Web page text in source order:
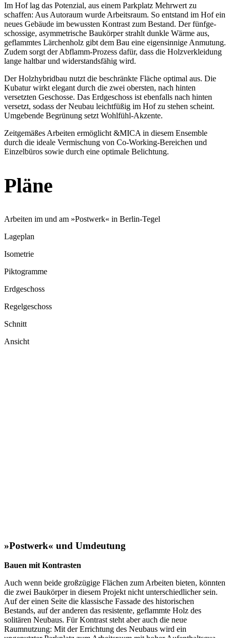
Im Hof lag das Potenzial, aus einem Parkplatz Mehrwert zu
schaffen: Aus Autoraum wurde Arbeitsraum. So entstand im Hof ein
neues Gebäude im bewussten Kontrast zum Bestand. Der fünfge­
schossige, asymme­trische Baukörper strahlt dunkle Wärme aus,
geflammtes Lärchenholz gibt dem Bau eine eigen­sinnige Anmutung.
Zudem sorgt der Abflamm-Prozess dafür, dass die Holzver­kleidung
lange haltbar und wider­stands­fähig wird.
Der Holzhy­bridbau nutzt die beschränkte Fläche optimal aus. Die
Kubatur wirkt elegant durch die zwei obersten, nach hinten
versetzten Geschosse. Das Erdge­schoss ist ebenfalls nach hinten
versetzt, sodass der Neubau leicht­füßig im Hof zu stehen scheint.
Umgebende Begrünung setzt Wohlfühl-Akzente.
Zeitge­mäßes Arbeiten ermög­licht &MICA in diesem Ensemble
durch die ideale Vermi­schung von Co-Working-Bereichen und
Einzel­büros sowie durch eine optimale Belichtung.
Pläne
Arbeiten im und am »Postwerk« in Berlin-Tegel
Lageplan
Isometrie
Pikto­gramme
Erdge­schoss
Regel­ge­schoss
Schnitt
Ansicht
»Postwerk« und Umdeutung
Bauen mit Kontrasten
Auch wenn beide großzügige Flächen zum Arbeiten bieten, könnten
die zwei Baukörper in diesem Projekt nicht unter­schied­licher sein.
Auf der einen Seite die klassische Fassade des histo­ri­schen
Bestands, auf der anderen das resis­tente, geflammte Holz des
solitären Neubaus. Für Kontrast steht aber auch die neue
Raumnutzung: Mit der Errichtung des Neubaus wird ein